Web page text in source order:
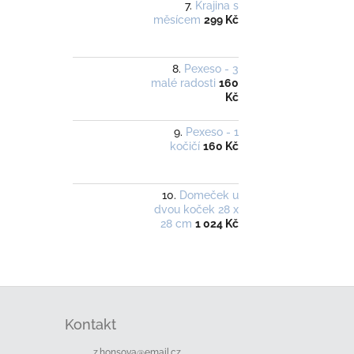
Krajina s
měsícem 299 Kč
Pexeso - 3
malé radosti 160
Kč
Pexeso - 1
kočičí 160 Kč
Domeček u
dvou koček 28 x
28 cm 1 024 Kč
Kontakt